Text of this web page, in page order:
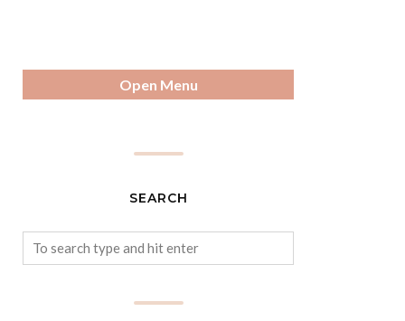
Open Menu
SEARCH